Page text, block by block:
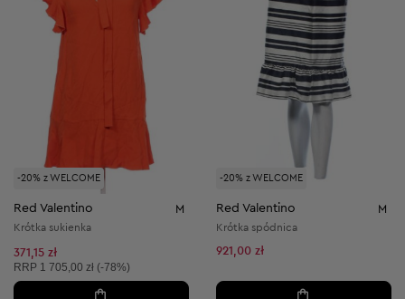
-20% z WELCOME
Red Valentino M
Krótka sukienka
371,15 zł
Cena sugerowana:
RRP 1 705,00 zł (-78%)
-20% z WELCOME
Red Valentino M
Krótka spódnica
921,00 zł